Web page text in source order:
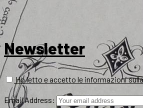
Newsletter
Ho letto e accetto le informazioni
Email Address: